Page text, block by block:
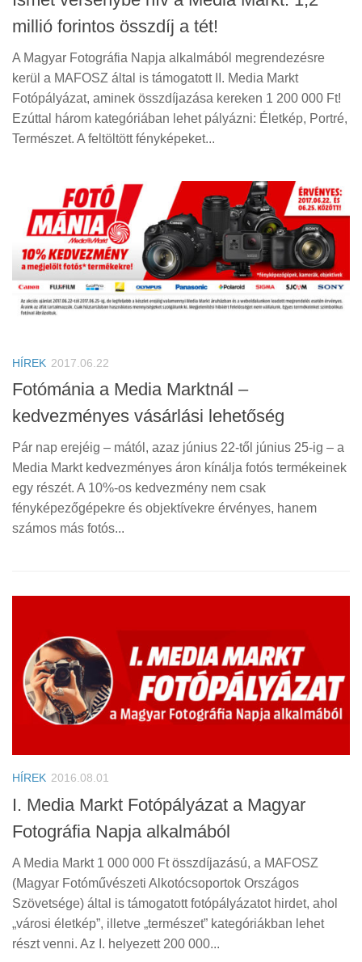
millió forintos összdíj a tét!
A Magyar Fotográfia Napja alkalmából megrendezésre
kerül a MAFOSZ által is támogatott II. Media Markt
Fotópályázat, aminek összdíjazása kereken 1 200 000 Ft!
Ezúttal három kategóriában lehet pályázni: Életkép, Portré,
Természet. A feltöltött fényképeket...
HÍREK 2017.06.22
Fotómánia a Media Marktnál –
kedvezményes vásárlási lehetőség
Pár nap erejéig – mától, azaz június 22-től június 25-ig – a
Media Markt kedvezményes áron kínálja fotós termékeinek
egy részét. A 10%-os kedvezmény nem csak
fényképezőgépekre és objektívekre érvényes, hanem
számos más fotós...
HÍREK 2016.08.01
I. Media Markt Fotópályázat a Magyar
Fotográfia Napja alkalmából
A Media Markt 1 000 000 Ft összdíjazású, a MAFOSZ
(Magyar Fotóművészeti Alkotócsoportok Országos
Szövetsége) által is támogatott fotópályázatot hirdet, ahol
„városi életkép”, illetve „természet” kategóriákban lehet
részt venni. Az I. helyezett 200 000...